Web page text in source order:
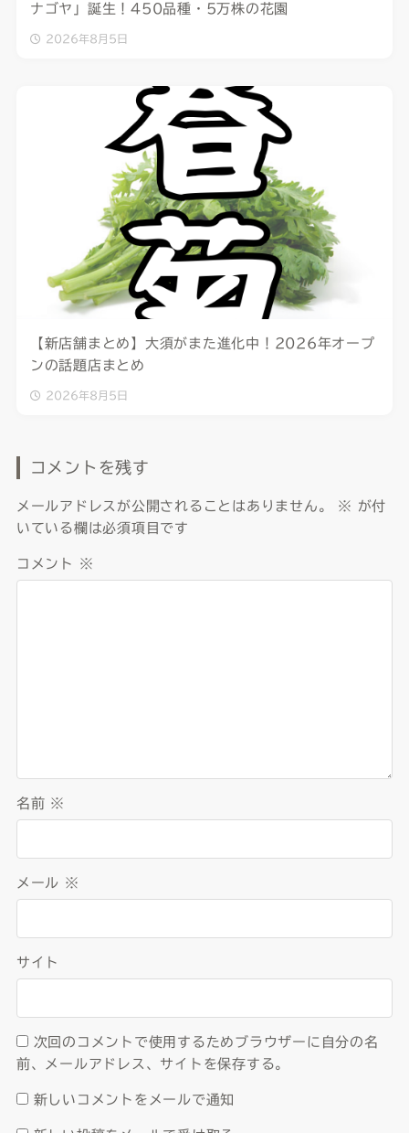
ナゴヤ」誕生！450品種・5万株の花園
2026年8月5日
【新店舗まとめ】大須がまた進化中！2026年オープ
ンの話題店まとめ
2026年8月5日
コメントを残す
メールアドレスが公開されることはありません。 ※ が付
いている欄は必須項目です
コメント ※
名前 ※
メール ※
サイト
次回のコメントで使用するためブラウザーに自分の名
前、メールアドレス、サイトを保存する。
新しいコメントをメールで通知